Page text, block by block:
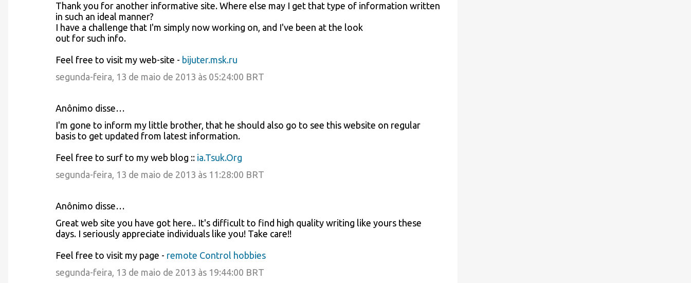
Thank you for another informative site. Where else may I get that type of information written
in such an ideal manner?
I have a challenge that I'm simply now working on, and I've been at the look
out for such info.
Feel free to visit my web-site - bijuter.msk.ru
segunda-feira, 13 de maio de 2013 às 05:24:00 BRT
Anônimo disse…
I'm gone to inform my little brother, that he should also go to see this website on regular
basis to get updated from latest information.
Feel free to surf to my web blog :: ia.Tsuk.Org
segunda-feira, 13 de maio de 2013 às 11:28:00 BRT
Anônimo disse…
Great web site you have got here.. It's difficult to find high quality writing like yours these
days. I seriously appreciate individuals like you! Take care!!
Feel free to visit my page - remote Control hobbies
segunda-feira, 13 de maio de 2013 às 19:44:00 BRT